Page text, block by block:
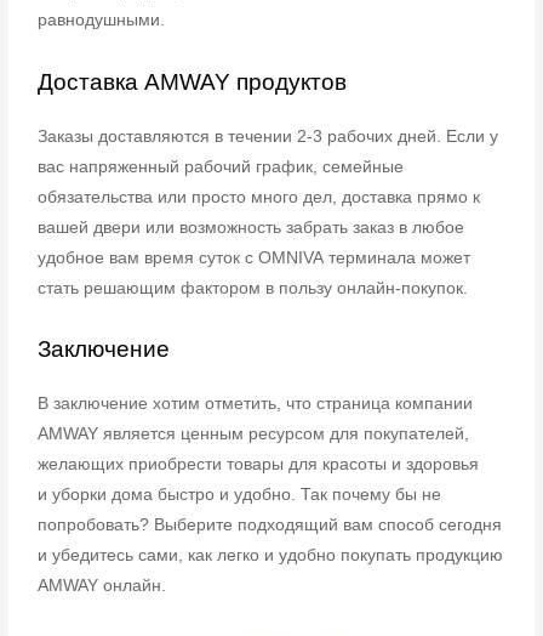
равнодушными.
Доставка AMWAY продуктов
Заказы доставляются в течении 2-3 рабочих дней. Если у
вас напряженный рабочий график, семейные
обязательства или просто много дел, доставка прямо к
вашей двери или возможность забрать заказ в любое
удобное вам время суток с OMNIVAтерминала может
стать решающим фактором в пользу онлайн-покупок.
Заключение
В заключение хотим отметить, что страница компании
AMWAY является ценным ресурсом для покупателей,
желающих приобрести товары для красоты и здоровья
иуборки дома быстро и удобно. Так почему бы не
попробовать? Выберите подходящий вам способ сегодня
и убедитесь сами, как легко и удобно покупать продукцию
AMWAYонлайн.